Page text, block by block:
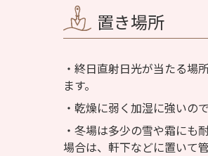
置き場所
終日直射日光が当たる場
ます。
乾燥に弱く加湿に強いの
冬場は多少の雪や霜にも
場合は、軒下などに置いて